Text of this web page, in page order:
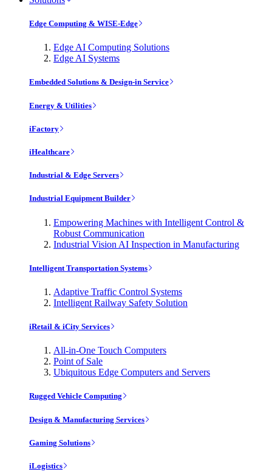
Edge Computing & WISE-Edge
Edge AI Computing Solutions
Edge AI Systems
Embedded Solutions & Design-in Service
Energy & Utilities
iFactory
iHealthcare
Industrial & Edge Servers
Industrial Equipment Builder
Empowering Machines with Intelligent Control &
Robust Communication
Industrial Vision AI Inspection in Manufacturing
Intelligent Transportation Systems
Adaptive Traffic Control Systems
Intelligent Railway Safety Solution
iRetail & iCity Services
All-in-One Touch Computers
Point of Sale
Ubiquitous Edge Computers and Servers
Rugged Vehicle Computing
Design & Manufacturing Services
Gaming Solutions
iLogistics